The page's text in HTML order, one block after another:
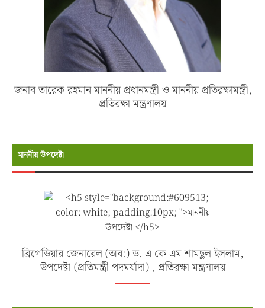
জনাব তারেক রহমান মাননীয় প্রধানমন্ত্রী ও মাননীয় প্রতিরক্ষামন্ত্রী,
প্রতিরক্ষা মন্ত্রণালয়
মাননীয় উপদেষ্টা
ব্রিগেডিয়ার জেনারেল (অব:) ড. এ কে এম শামছুল ইসলাম,
উপদেষ্টা (প্রতিমন্ত্রী পদমর্যাদা) , প্রতিরক্ষা মন্ত্রণালয়